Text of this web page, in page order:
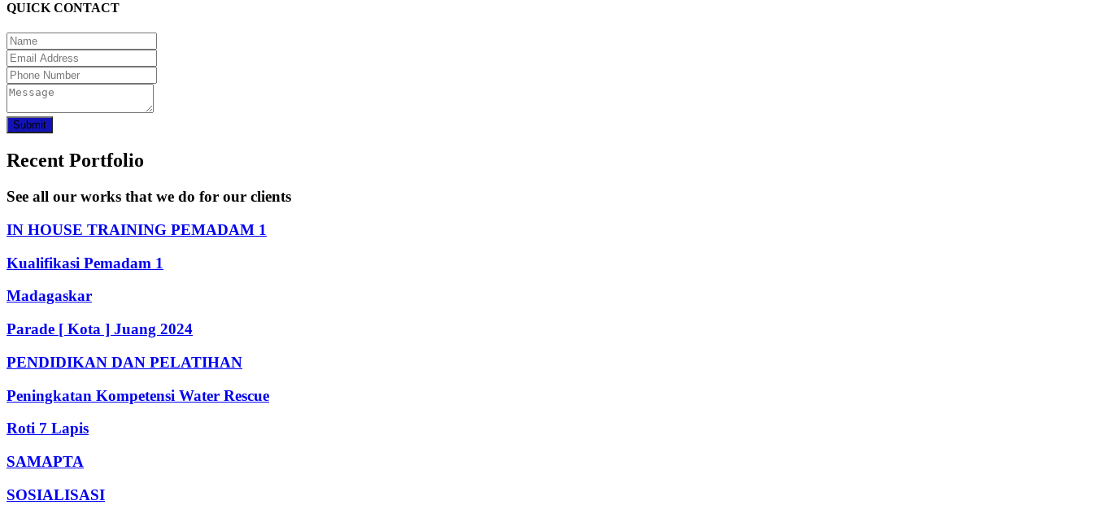
QUICK CONTACT
Submit
Recent Portfolio
See all our works that we do for our clients
IN HOUSE TRAINING PEMADAM 1
Kualifikasi Pemadam 1
Madagaskar
Parade [ Kota ] Juang 2024
PENDIDIKAN DAN PELATIHAN
Peningkatan Kompetensi Water Rescue
Roti 7 Lapis
SAMAPTA
SOSIALISASI